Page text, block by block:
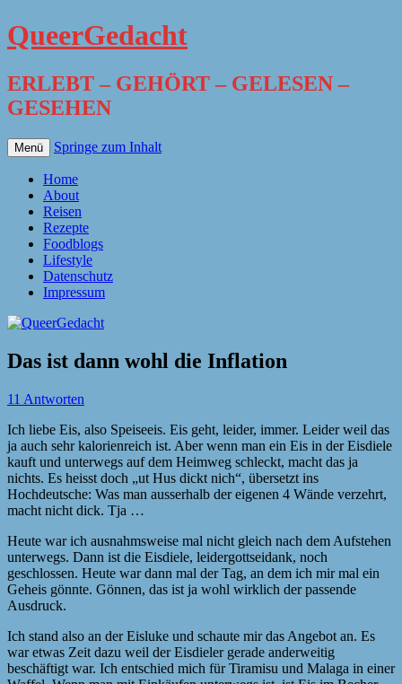
QueerGedacht
ERLEBT – GEHÖRT – GELESEN –
GESEHEN
Menü Springe zum Inhalt
Home
About
Reisen
Rezepte
Foodblogs
Lifestyle
Datenschutz
Impressum
Das ist dann wohl die Inflation
11 Antworten
Ich liebe Eis, also Speiseeis. Eis geht, leider, immer. Leider weil das
ja auch sehr kalorienreich ist. Aber wenn man ein Eis in der Eisdiele
kauft und unterwegs auf dem Heimweg schleckt, macht das ja
nichts. Es heisst doch „ut Hus dickt nich“, übersetzt ins
Hochdeutsche: Was man ausserhalb der eigenen 4 Wände verzehrt,
macht nicht dick. Tja …
Heute war ich ausnahmsweise mal nicht gleich nach dem Aufstehen
unterwegs. Dann ist die Eisdiele, leidergottseidank, noch
geschlossen. Heute war dann mal der Tag, an dem ich mir mal ein
Geheis gönnte. Gönnen, das ist ja wohl wirklich der passende
Ausdruck.
Ich stand also an der Eisluke und schaute mir das Angebot an. Es
war etwas Zeit dazu weil der Eisdieler gerade anderweitig
beschäftigt war. Ich entschied mich für Tiramisu und Malaga in einer